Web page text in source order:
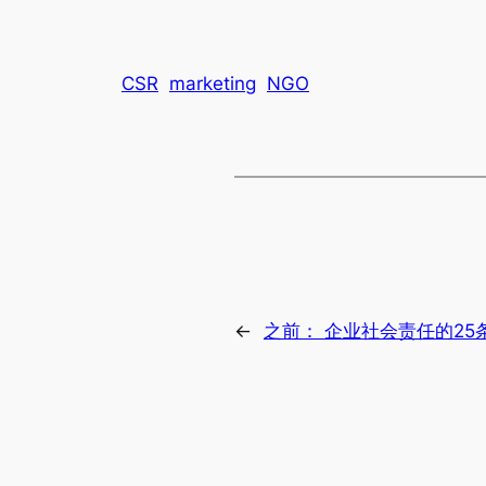
CSR marketing NGO
← 之前： 企业社会责任的25